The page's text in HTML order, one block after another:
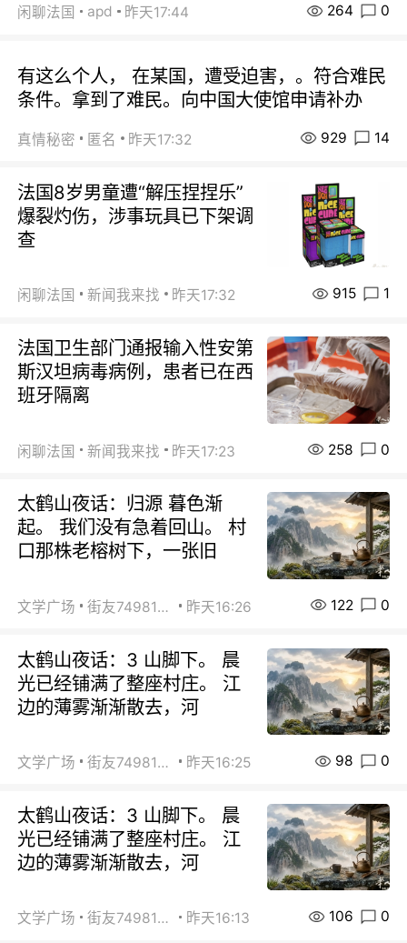
闲聊法国 apd 昨天17:44 264 0
有这么个人， 在某国，遭受迫害，。符合难民
条件。拿到了难民。向中国大使馆申请补办
真情秘密 匿名 昨天17:32 929 14
法国8岁男童遭“解压捏捏乐”
爆裂灼伤，涉事玩具已下架调
查
闲聊法国 新闻我来找 昨天17:32 915 1
法国卫生部门通报输入性安第
斯汉坦病毒病例，患者已在西
班牙隔离
闲聊法国 新闻我来找 昨天17:23 258 0
太鹤山夜话：归源 暮色渐
起。 我们没有急着回山。 村
口那株老榕树下，一张旧
文学广场 街友74981146 昨天16:26 122 0
太鹤山夜话：3 山脚下。 晨
光已经铺满了整座村庄。 江
边的薄雾渐渐散去，河
文学广场 街友74981146 昨天16:25 98 0
太鹤山夜话：3 山脚下。 晨
光已经铺满了整座村庄。 江
边的薄雾渐渐散去，河
文学广场 街友74981146 昨天16:13 106 0